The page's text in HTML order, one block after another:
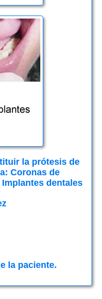
la prótesis de
Coronas de
dentales
la paciente.